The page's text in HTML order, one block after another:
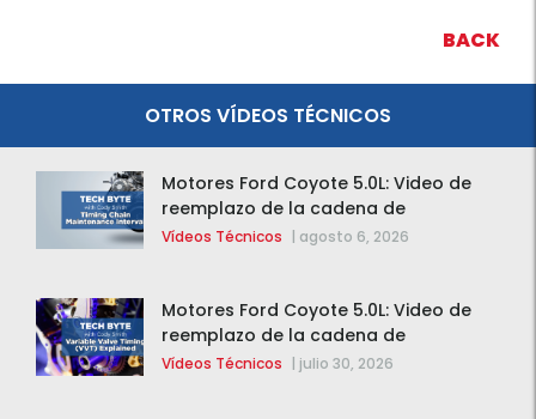
BACK
OTROS VÍDEOS TÉCNICOS
Motores Ford Coyote 5.0L: Video de
reemplazo de la cadena de
distribución de la F-150 2015 – 2020
Vídeos Técnicos | agosto 6, 2026
Motores Ford Coyote 5.0L: Video de
reemplazo de la cadena de
distribución de la F-150 2015 – 2020
Vídeos Técnicos | julio 30, 2026